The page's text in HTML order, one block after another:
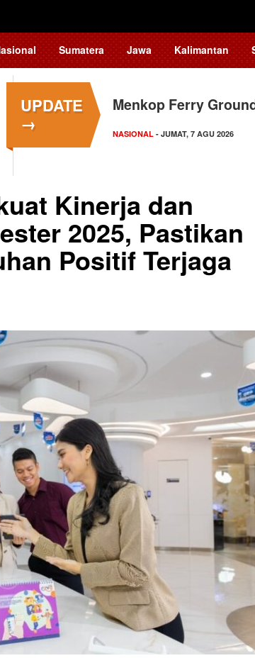
Sumatera Jawa Kalimantan
UPDATE
→
Menkop Ferry
NASIONAL - JUMAT, 7 AGU 2026
Kinerja dan
2025, Pastikan
Positif Terjaga